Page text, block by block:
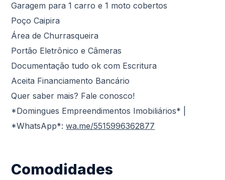
Garagem para 1 carro e 1 moto cobertos
Poço Caipira
Área de Churrasqueira
Portão Eletrônico e Câmeras
Documentação tudo ok com Escritura
Aceita Financiamento Bancário
Quer saber mais? Fale conosco!
*Domingues Empreendimentos Imobiliários* |
*WhatsApp*:wa.me/5515996362877
Comodidades